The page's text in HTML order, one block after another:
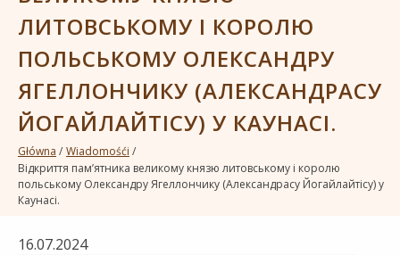
ЛИТОВСЬКОМУ І КОРОЛЮ
ПОЛЬСЬКОМУ ОЛЕКСАНДРУ
ЯГЕЛЛОНЧИКУ (АЛЕКСАНДРАСУ
ЙОГАЙЛАЙТІСУ) У КАУНАСІ.
Główna
Wiadomośći
Відкриття пам’ятника великому князю литовському і королю
польському Олександру Ягеллончику (Александрасу Йогайлайтісу) у
Каунасі.
16.07.2024